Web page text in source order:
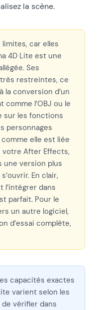
la scène.
car elles
4D Lite est une
Ses
restreintes, ce
la conversion d’un
l’OBJ ou le
sur les fonctions
personnages
elle est liée
votre After Effects,
une version plus
En clair,
l’intégrer dans
parfait. Pour le
un autre logiciel,
d’essai complète,
capacités exactes
varient selon les
vérifier dans